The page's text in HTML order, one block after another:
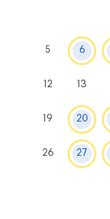
5 6
12 13
19 20
26 27